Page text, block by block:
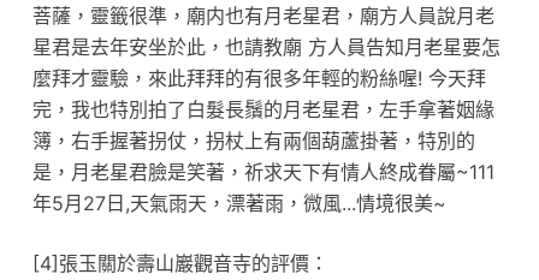
菩薩，靈籤很準，廟内也有月老星君，廟方人員說月老
星君是去年安坐於此，也請教廟 方人員告知月老星要怎
麼拜才靈驗，來此拜拜的有很多年輕的粉絲喔! 今天拜
完，我也特別拍了白髮長鬚的月老星君，左手拿著姻緣
簿，右手握著拐仗，拐杖上有兩個葫蘆掛著，特別的
是，月老星君臉是笑著，祈求天下有情人終成眷屬~111
年5月27日,天氣雨天，漂著雨，微風...情境很美~
[4]張玉關於壽山巖觀音寺的評價：